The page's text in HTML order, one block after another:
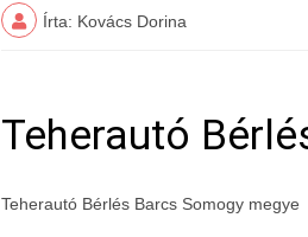
Írta: Kovács Dorina
Teherautó
Teherautó Bérlés Barcs Somogy megye